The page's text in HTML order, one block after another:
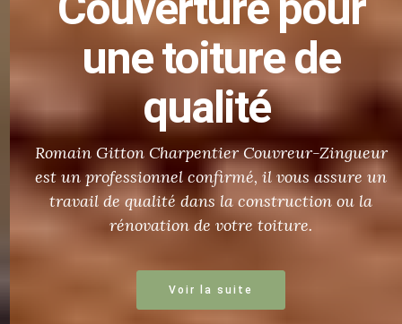
unetoiture de
qualité
Romain Gitton Charpentier Couvreur-Zingueur
est un professionnel confirmé, il vous assure un
travail de qualité dans la construction ou la
rénovation de votre toiture.
Voir la suite